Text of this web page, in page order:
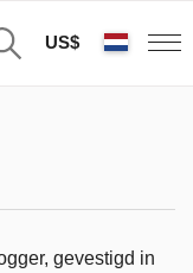
US$
gevestigd in